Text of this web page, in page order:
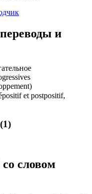
и
et postpositif,
(1)
словом